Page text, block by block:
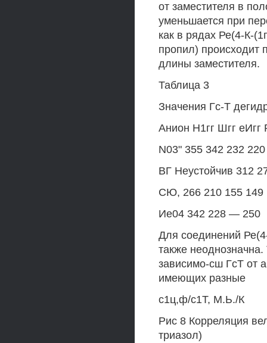
от заместителя в
уменьшается при
как в рядах Ре(4-К-
пропил) происходит
длины заместителя.
Таблица 3
Значения Гс-Т
Анион Н1гг Шгг еИгг
N03" 355 342 232 220
ВГ Неустойчив 312
СЮ, 266 210 155 149
Ие04 342 228 — 250
Для соединений
также неоднозначна.
зависимо-сш ГсТ от
имеющих разные
с1ц,ф/с1Т, М.Ь./К
Рис 8 Корреляция
триазол)